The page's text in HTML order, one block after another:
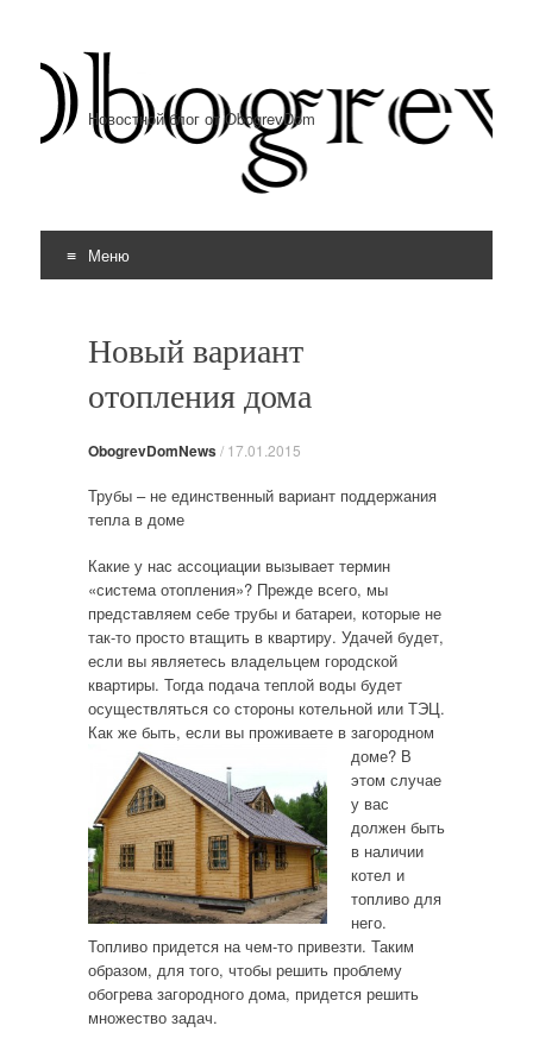
Новостной блог от ObogrevDom
Меню
Новый вариант
отопления дома
ObogrevDomNews/ 17.01.2015
Трубы – не единственный вариант поддержания
тепла в доме
Какие у нас ассоциации вызывает термин
«система отопления»? Прежде всего, мы
представляем себе трубы и батареи, которые не
так-то просто втащить в квартиру. Удачей будет,
если вы являетесь владельцем городской
квартиры. Тогда подача теплой воды будет
осуществляться со стороны котельной или ТЭЦ.
Как же быть, если вы проживаете в загородном
доме? В
этом случае
у вас
должен быть
в наличии
котел и
топливо для
него.
Топливо придется на чем-то привезти. Таким
образом, для того, чтобы решить проблему
обогрева загородного дома, придется решить
множество задач.